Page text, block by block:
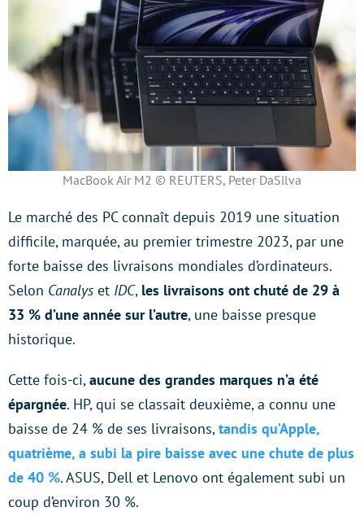
MacBook Air M2 © REUTERS, Peter DaSilva
Le marché des PC connaît depuis 2019 une situation
difficile, marquée, au premier trimestre 2023, par une
forte baisse des livraisons mondiales d’ordinateurs.
Selon Canalys et IDC, les livraisons ont chuté de 29 à
33 % d’une année sur l’autre, une baisse presque
historique.
Cette fois-ci,aucune des grandes marques n’a été
épargnée. HP, qui se classait deuxième, a connu une
baisse de 24 % de ses livraisons,tandis qu’Apple,
quatrième, a subi la pire baisse avec une chute de plus
de 40 %. ASUS, Dell et Lenovo ont également subi un
coup d’environ 30 %.